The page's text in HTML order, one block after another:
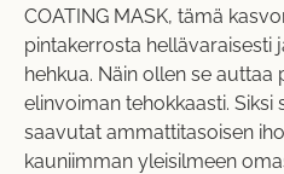
COATING MASK, tämä
pintakerrosta hellävaraisesti
hehkua. Näin ollen se
elinvoiman tehokkaasti. Siksi
saavutat ammattitasoisen
kauniimman yleisilmeen